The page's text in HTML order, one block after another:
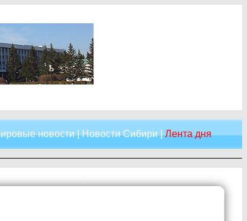
новости|Новости Сибири|Лента дня